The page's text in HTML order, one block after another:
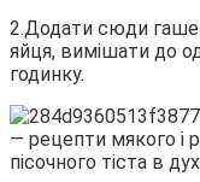
2.Додати сюди
яйця, вимішати до
годинку.